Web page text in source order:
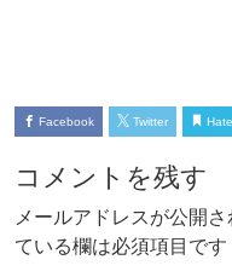
Facebook Twitter
コメントを残す
メールアドレスが公開さ
ている欄は必須項目です